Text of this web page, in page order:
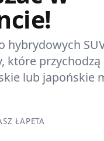
hybrydowych
które przychodzą
lub japońskie
ŁAPETA